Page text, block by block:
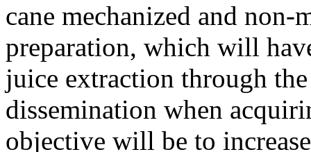
cane mechanized and
preparation, which will
juice extraction through
dissemination when
objective will be to